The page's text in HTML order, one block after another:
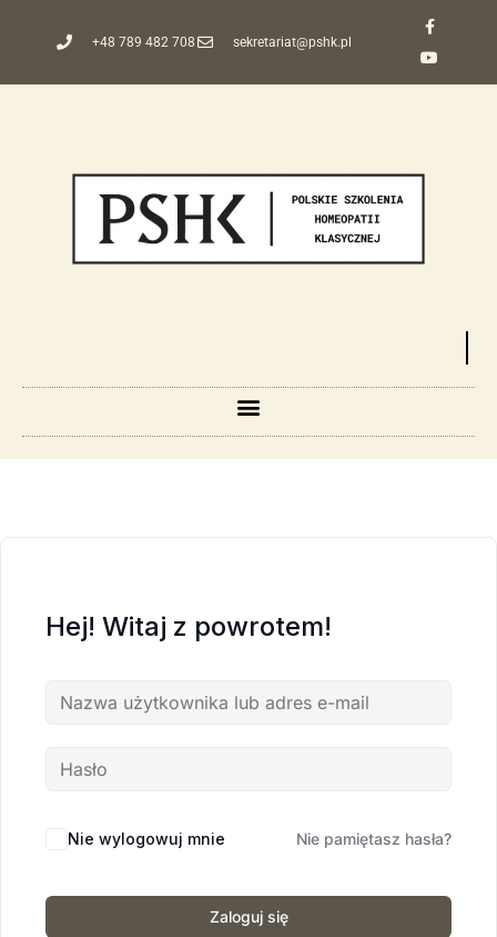
+48 789 482 708 sekretariat@pshk.pl
Hej! Witaj z powrotem!
Nie wylogowuj mnie Nie pamiętasz hasła?
Zaloguj się